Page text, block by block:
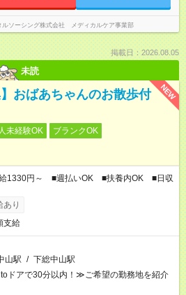
ルソーシング株式会社 メディカルケア事業部
掲載日：2026.08.05
未読
NEW
おばあちゃんのお散歩付
未経験OK
ブランクOK
給1330円～ ■週払いOK ■扶養内OK ■日収
あり
支給
山駅 / 下総中山駅
ドアで30分以内！≫ご希望の勤務地を紹介